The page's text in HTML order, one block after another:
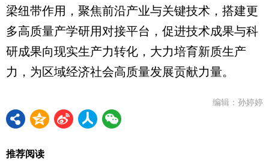
梁纽带作用，聚焦前沿产业与关键技术，搭建更
多高质量产学研用对接平台，促进技术成果与科
研成果向现实生产力转化，大力培育新质生产
力，为区域经济社会高质量发展贡献力量。
编辑：孙婷婷
推荐阅读